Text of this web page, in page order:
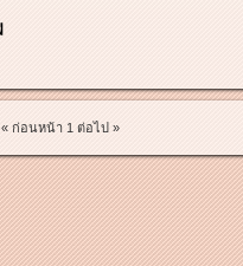
« ก่อนหน้า 1 ต่อไป »